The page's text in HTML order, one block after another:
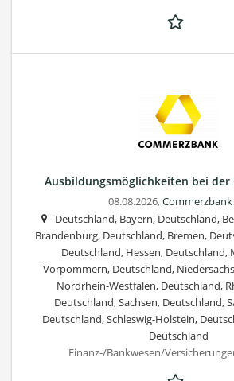
Ausbildungsmöglichkeiten bei der
08.08.2026,Commerzbank
Deutschland, Bayern, Deutschland,
Brandenburg, Deutschland, Bremen,
Deutschland, Hessen, Deutschland,
Vorpommern, Deutschland,
Nordrhein-Westfalen, Deutschland,
Deutschland, Sachsen, Deutschland,
Deutschland, Schleswig-Holstein,
Deutschland
Finanz-/Bankwesen/